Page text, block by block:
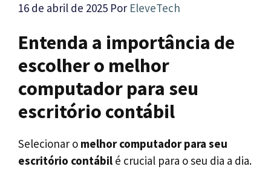
16 de abril de 2025 Por EleveTech
Entenda a importância de
escolher o melhor
computador para seu
escritório contábil
Selecionar o melhor computador para seu
escritório contábil é crucial para o seu dia a dia.